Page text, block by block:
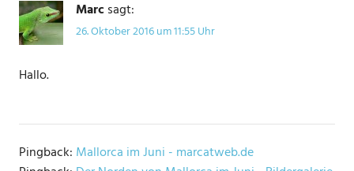
Marc sagt:
26. Oktober 2016 um 11:55 Uhr
Hallo.
Pingback: Mallorca im Juni - marcatweb.de